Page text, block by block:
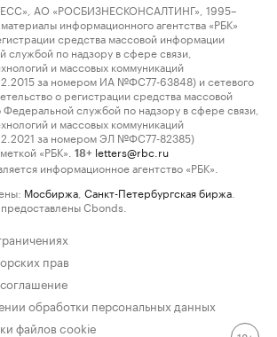
АО «РОСБИЗНЕСКОНСАЛТИНГ», 1995–
информационного агентства «РБК»
средства массовой информации
службой по надзору в сфере связи,
и массовых коммуникаций
за номером ИА №ФС77-63848) и сетевого
о регистрации средства массовой
службой по надзору в сфере связи,
и массовых коммуникаций
за номером ЭЛ №ФС77-82385)
«РБК».
18+ letters@rbc.ru
информационное агентство «РБК».
Мосбиржа Санкт-Петербургская биржа
Cbonds.
прав
обработки персональных данных
файлов cookie